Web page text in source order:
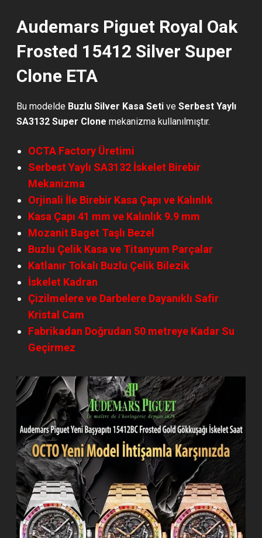
Audemars Piguet Royal Oak
Frosted 15412 Silver Super
Clone ETA
Bu modelde Buzlu Silver Kasa Seti veSerbest Yaylı
SA3132 Super Clone mekanizma kullanılmıştır.
OCTA Factory Üretimi
Serbest Yaylı SA3132 İskelet Birebir
Mekanizma
Orjinali İle Birebir Kasa Çapı ve Kalınlık
Kasa Çapı 41 mm ve Kalınlık 9.9 mm
Mozanit Baget Taşlı Bezel
Buzlu Çelik Kasa ve Titanyum Parçalar
Katlanır Tokalı Buzlu Çelik Bilezik
İskelet Kadran
Çizilmelere ve Darbelere Dayanıklı Safir
Kristal Cam
Fabrikadan Doğrudan 50 metreye Kadar Su
Geçirmez